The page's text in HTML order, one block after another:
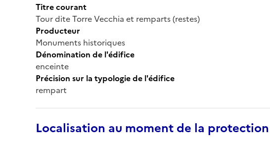
Titre courant
Tour dite Torre Vecchia et remparts (restes)
Producteur
Monuments historiques
Dénomination de l'édifice
enceinte
Précision sur la typologie de l'édifice
rempart
Localisation au moment de la